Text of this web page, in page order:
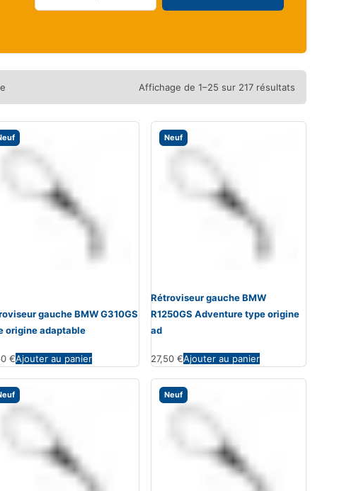
Affichage de 1–25 sur 217 résultats
gauche BMW G310GS
origine adaptable
€Ajouter au panier
Neuf
Rétroviseur gauche BMW
R1250GS Adventure type origine
ad
27,50 €Ajouter au panier
Neuf